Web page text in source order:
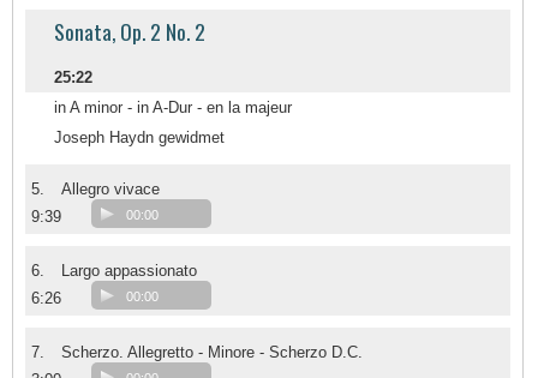
Sonata, Op. 2 No. 2
25:22
in A minor - in A-Dur - en la majeur
Joseph Haydn gewidmet
5.
Allegro vivace
9:39
00:00
6.
Largo appassionato
6:26
00:00
7.
Scherzo. Allegretto - Minore - Scherzo D.C.